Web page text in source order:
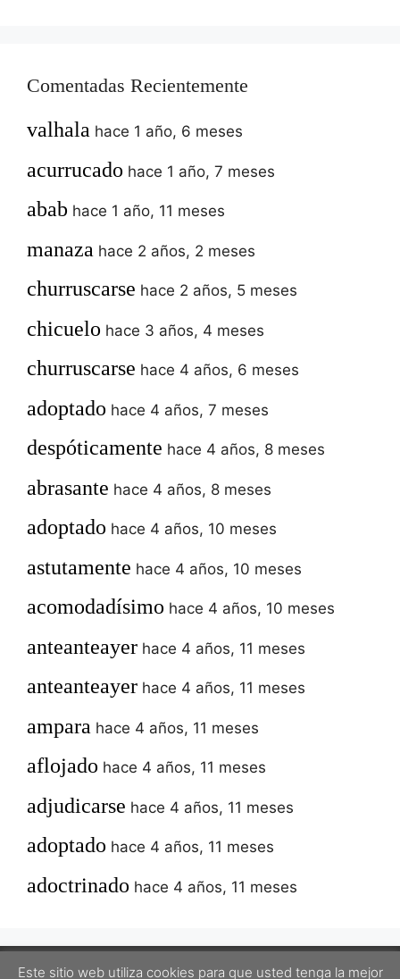
Comentadas Recientemente
valhala hace 1 año, 6 meses
acurrucado hace 1 año, 7 meses
abab hace 1 año, 11 meses
manaza hace 2 años, 2 meses
churruscarse hace 2 años, 5 meses
chicuelo hace 3 años, 4 meses
churruscarse hace 4 años, 6 meses
adoptado hace 4 años, 7 meses
despóticamente hace 4 años, 8 meses
abrasante hace 4 años, 8 meses
adoptado hace 4 años, 10 meses
astutamente hace 4 años, 10 meses
acomodadísimo hace 4 años, 10 meses
anteanteayer hace 4 años, 11 meses
anteanteayer hace 4 años, 11 meses
ampara hace 4 años, 11 meses
aflojado hace 4 años, 11 meses
adjudicarse hace 4 años, 11 meses
adoptado hace 4 años, 11 meses
adoctrinado hace 4 años, 11 meses
Este sitio web utiliza cookies para que usted tenga la mejor